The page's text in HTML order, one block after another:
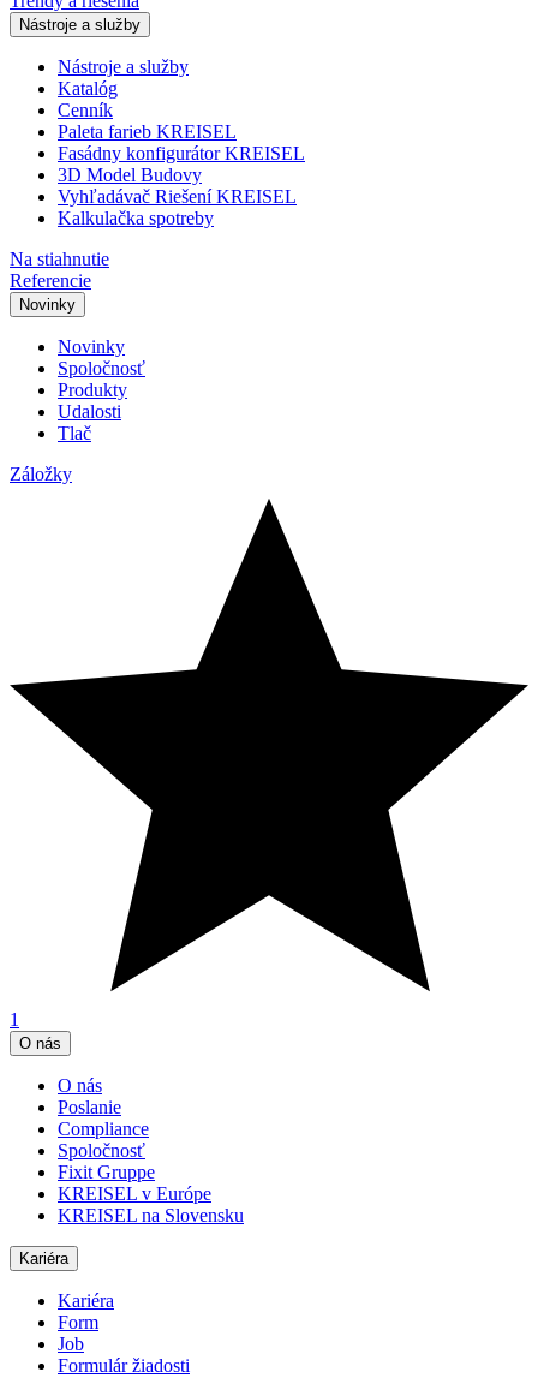
Nástroje a služby
Nástroje a služby
Katalóg
Cenník
Paleta farieb KREISEL
Fasádny konfigurátor KREISEL
3D Model Budovy
Vyhľadávač Riešení KREISEL
Kalkulačka spotreby
Na stiahnutie
Referencie
Novinky
Novinky
Spoločnosť
Produkty
Udalosti
Tlač
Záložky
1
O nás
O nás
Poslanie
Compliance
Spoločnosť
Fixit Gruppe
KREISEL v Európe
KREISEL na Slovensku
Kariéra
Kariéra
Form
Job
Formulár žiadosti